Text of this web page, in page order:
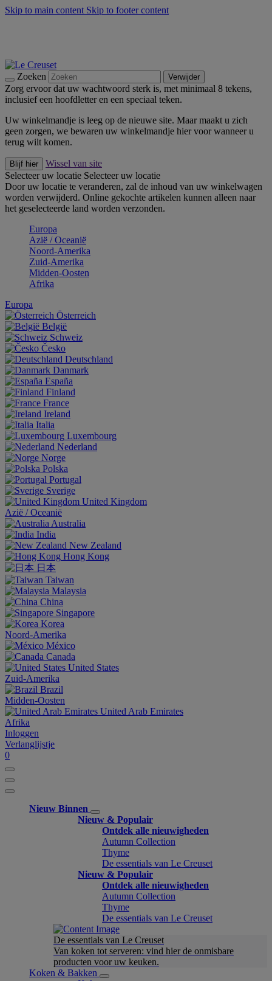
Skip to main content Skip to footer content
Zoeken Verwijder
Zorg ervoor dat uw wachtwoord sterk is, met minimaal 8 tekens,
inclusief een hoofdletter en een speciaal teken.
Uw winkelmandje is leeg op de nieuwe site. Maar maakt u zich
geen zorgen, we bewaren uw winkelmandje hier voor wanneer u
terug wilt komen.
Blijf hier
Wissel van site
Selecteer uw locatie Selecteer uw locatie
Door uw locatie te veranderen, zal de inhoud van uw winkelwagen
worden verwijderd. Online gekochte artikelen kunnen alleen naar
het geselecteerde land worden verzonden.
Europa
Aziё / Oceaniё
Noord-Amerika
Zuid-Amerika
Midden-Oosten
Afrika
Europa
Österreich
België
Schweiz
Česko
Deutschland
Danmark
España
Finland
France
Ireland
Italia
Luxembourg
Nederland
Norge
Polska
Portugal
Sverige
United Kingdom
Aziё / Oceaniё
Australia
India
New Zealand
Hong Kong
日本
Taiwan
Malaysia
China
Singapore
Korea
Noord-Amerika
México
Canada
United States
Zuid-Amerika
Brazil
Midden-Oosten
United Arab Emirates
Afrika
Inloggen
Verlanglijstje
0
Nieuw Binnen
Nieuw & Populair
Ontdek alle nieuwigheden
Autumn Collection
Thyme
De essentials van Le Creuset
Nieuw & Populair
Ontdek alle nieuwigheden
Autumn Collection
Thyme
De essentials van Le Creuset
De essentials van Le Creuset
Van koken tot serveren: vind hier de onmisbare
producten voor uw keuken.
Koken & Bakken